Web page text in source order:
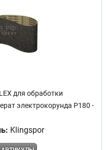
для обработки
электрокорунда Р180 -
Klingspor